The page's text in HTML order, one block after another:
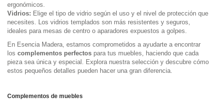
ergonómicos.
Vidrios: Elige el tipo de vidrio según el uso y el nivel de protección que
necesites. Los vidrios templados son más resistentes y seguros,
ideales para mesas de centro o aparadores expuestos a golpes.
En Esencia Madera, estamos comprometidos a ayudarte a encontrar
los complementos perfectos para tus muebles, haciendo que cada
pieza sea única y especial. Explora nuestra selección y descubre cómo
estos pequeños detalles pueden hacer una gran diferencia.
Complementos de muebles